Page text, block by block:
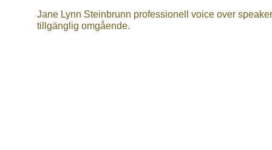
Jane Lynn Steinbrunn professionell voice over speaker
tillgänglig omgående.